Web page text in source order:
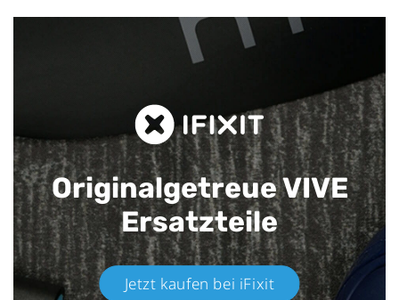
Originalgetreue VIVE
Ersatzteile
Jetzt kaufen bei iFixit​